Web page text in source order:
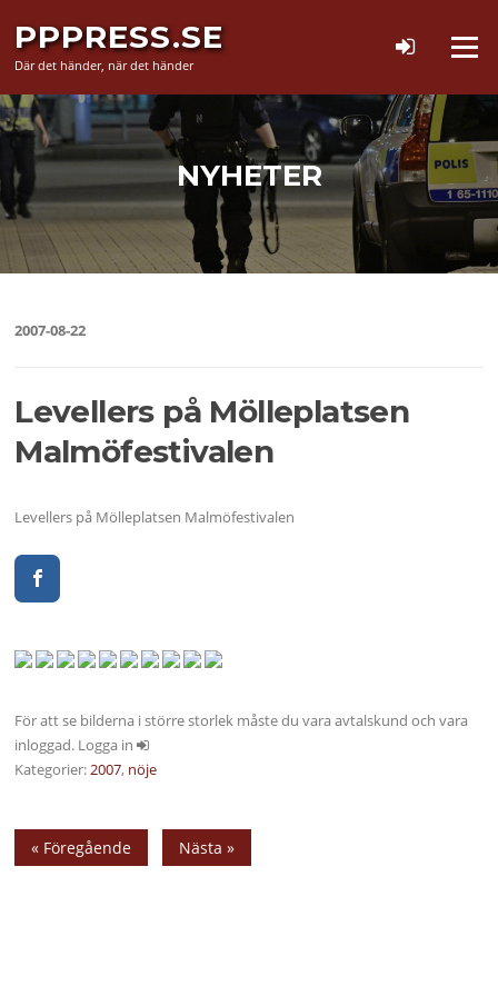
innehåll
PPPRESS.SE
Där det händer, när det händer
Meny
NYHETER
2007-08-22
Levellers på Mölleplatsen
Malmöfestivalen
Levellers på Mölleplatsen Malmöfestivalen
För att se bilderna i större storlek måste du vara avtalskund och vara
inloggad. Logga in
Kategorier:2007, nöje
« Föregående Nästa »